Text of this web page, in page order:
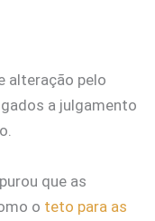
alteração pelo
a julgamento
que as
o teto para as